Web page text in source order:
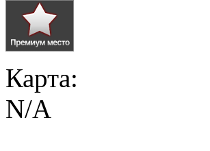
Карта:
N/A